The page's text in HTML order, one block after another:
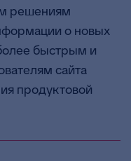
решениям
о новых
быстрым и
сайта
продуктовой